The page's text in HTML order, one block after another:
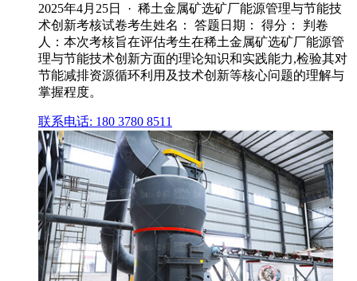
2025年4月25日 · 稀土金属矿选矿厂能源管理与节能技
术创新考核试卷考生姓名： 答题日期： 得分： 判卷
人：本次考核旨在评估考生在稀土金属矿选矿厂能源管
理与节能技术创新方面的理论知识和实践能力,检验其对
节能减排资源循环利用及技术创新等核心问题的理解与
掌握程度。
联系电话: 180 3780 8511